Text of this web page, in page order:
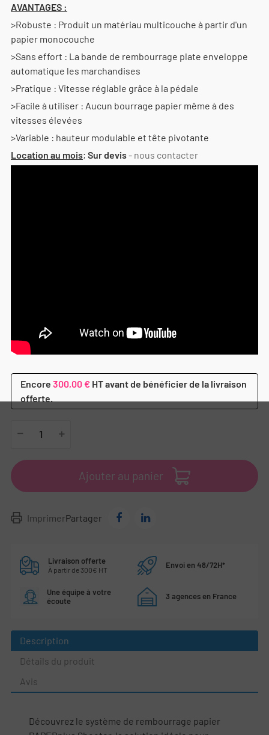
AVANTAGES :
>Robuste : Produit un matériau multicouche à partir d'un
papier monocouche
>Sans effort : La bande de rembourrage plate enveloppe
automatique les marchandises
>Pratique : Vitesse réglable grâce à la pédale
>Facile à utiliser : Aucun bourrage papier même à des
vitesses élevées
>Variable : hauteur modulable et tête pivotante
Location au mois; Sur devis- nous contacter
Encore 300,00 € HT avant de bénéficier de la livraison
offerte.
Ajouter au panier
ImprimerPartager
Livraison offerte
À partir de 300€ HT Envoi en 48/72H*
Une équipe à votre
écoute
3 agences en France
Description
Détails du produit
Avis
Découvrez le système de rembourrage papier